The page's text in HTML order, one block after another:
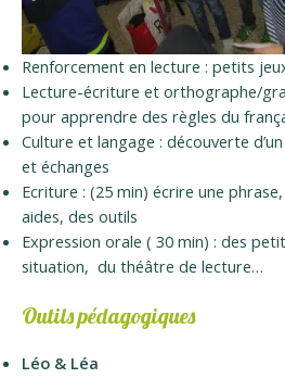
Renforcement en lecture : petits
Lecture-écriture et orthographe/
pour apprendre des règles du
Culture et langage : découverte
et échanges
Ecriture : (25 min) écrire une
aides, des outils
Expression orale ( 30 min) : des
situation, du théâtre de lecture…
Outils pédagogiques
Léo & Léa